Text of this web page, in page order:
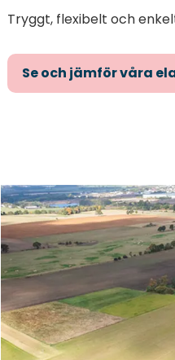
Tryggt, flexibelt och
Se och jämför våra